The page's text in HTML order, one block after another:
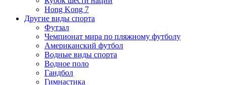
Hong Kong 7
Другие виды спорта
Футзал
Чемпионат мира по пляжному футболу
Американский футбол
Водные виды спорта
Водное поло
Гандбол
Гимнастика